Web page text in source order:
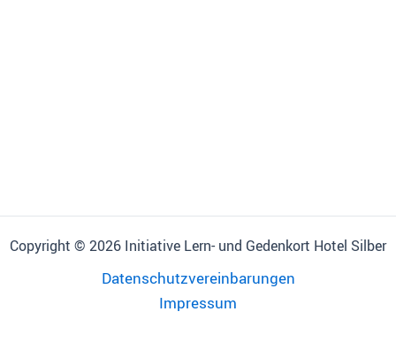
Copyright © 2026 Initiative Lern- und Gedenkort Hotel Silber
Datenschutzvereinbarungen
Impressum